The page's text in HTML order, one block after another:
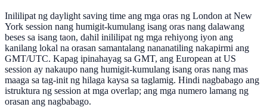
Inililipat ng daylight saving time ang mga oras ng London at New
York session nang humigit-kumulang isang oras nang dalawang
beses sa isang taon, dahil inililipat ng mga rehiyong iyon ang
kanilang lokal na orasan samantalang nananatiling nakapirmi ang
GMT/UTC. Kapag ipinahayag sa GMT, ang European at US
session ay nakaupo nang humigit-kumulang isang oras nang mas
maaga sa tag-init ng hilaga kaysa sa taglamig. Hindi nagbabago ang
istruktura ng session at mga overlap; ang mga numero lamang ng
orasan ang nagbabago.